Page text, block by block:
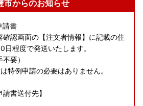
市からのお知らせ
請書
確認画面の【注文者情報】に記載の住
程度で発送いたします。
要）
特例申請の必要はありません。
書送付先】